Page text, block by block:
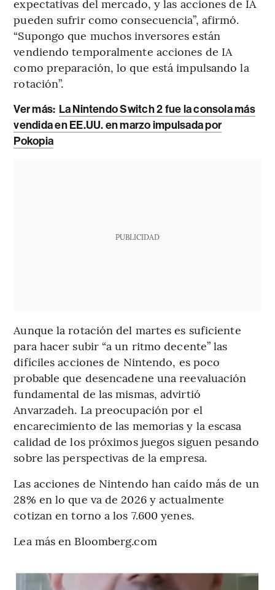
expectativas del mercado, y las acciones de IA
pueden sufrir como consecuencia”, afirmó.
“Supongo que muchos inversores están
vendiendo temporalmente acciones de IA
como preparación, lo que está impulsando la
rotación”.
Ver más: La Nintendo Switch 2 fue la consola más
vendida en EE.UU. en marzo impulsada por
Pokopia
PUBLICIDAD
Aunque la rotación del martes es suficiente
para hacer subir “a un ritmo decente” las
difíciles acciones de Nintendo, es poco
probable que desencadene una reevaluación
fundamental de las mismas, advirtió
Anvarzadeh. La preocupación por el
encarecimiento de las memorias y la escasa
calidad de los próximos juegos siguen pesando
sobre las perspectivas de la empresa.
Las acciones de Nintendo han caído más de un
28% en lo que va de 2026 y actualmente
cotizan en torno a los 7.600 yenes.
Lea más en Bloomberg.com